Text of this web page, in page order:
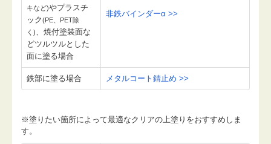
キなど)やプラスチ
ック(PE、PET除
く)
、焼付塗装面な
どツルツルとした
面に塗る場合
非鉄バインダーα >>
鉄部に塗る場合 メタルコート錆止め >>
※塗りたい箇所によって最適なクリアの上塗りをおすすめしま
す。